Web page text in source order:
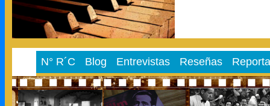
N° R´C Blog Entrevistas Reseñas